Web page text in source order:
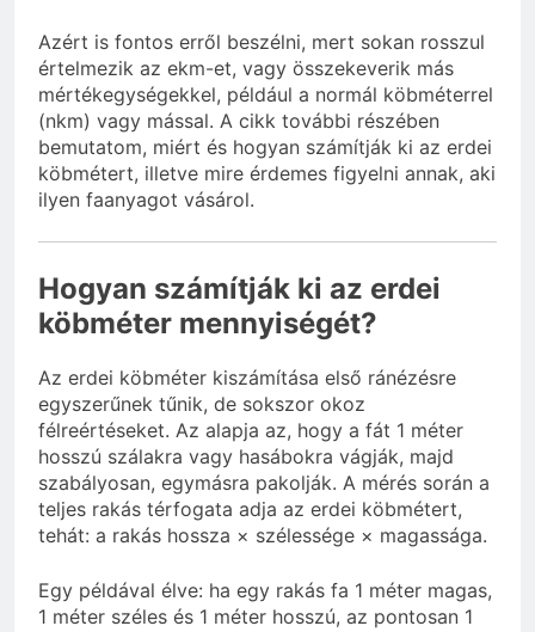
Azért is fontos erről beszélni, mert sokan rosszul
értelmezik az ekm-et, vagy összekeverik más
mértékegységekkel, például a normál köbméterrel
(nkm) vagy mással. A cikk további részében
bemutatom, miért és hogyan számítják ki az erdei
köbmétert, illetve mire érdemes figyelni annak, aki
ilyen faanyagot vásárol.
Hogyan számítják ki az erdei
köbméter mennyiségét?
Az erdei köbméter kiszámítása első ránézésre
egyszerűnek tűnik, de sokszor okoz
félreértéseket. Az alapja az, hogy a fát 1 méter
hosszú szálakra vagy hasábokra vágják, majd
szabályosan, egymásra pakolják. A mérés során a
teljes rakás térfogata adja az erdei köbmétert,
tehát: a rakás hossza × szélessége × magassága.
Egy példával élve: ha egy rakás fa 1 méter magas,
1 méter széles és 1 méter hosszú, az pontosan 1